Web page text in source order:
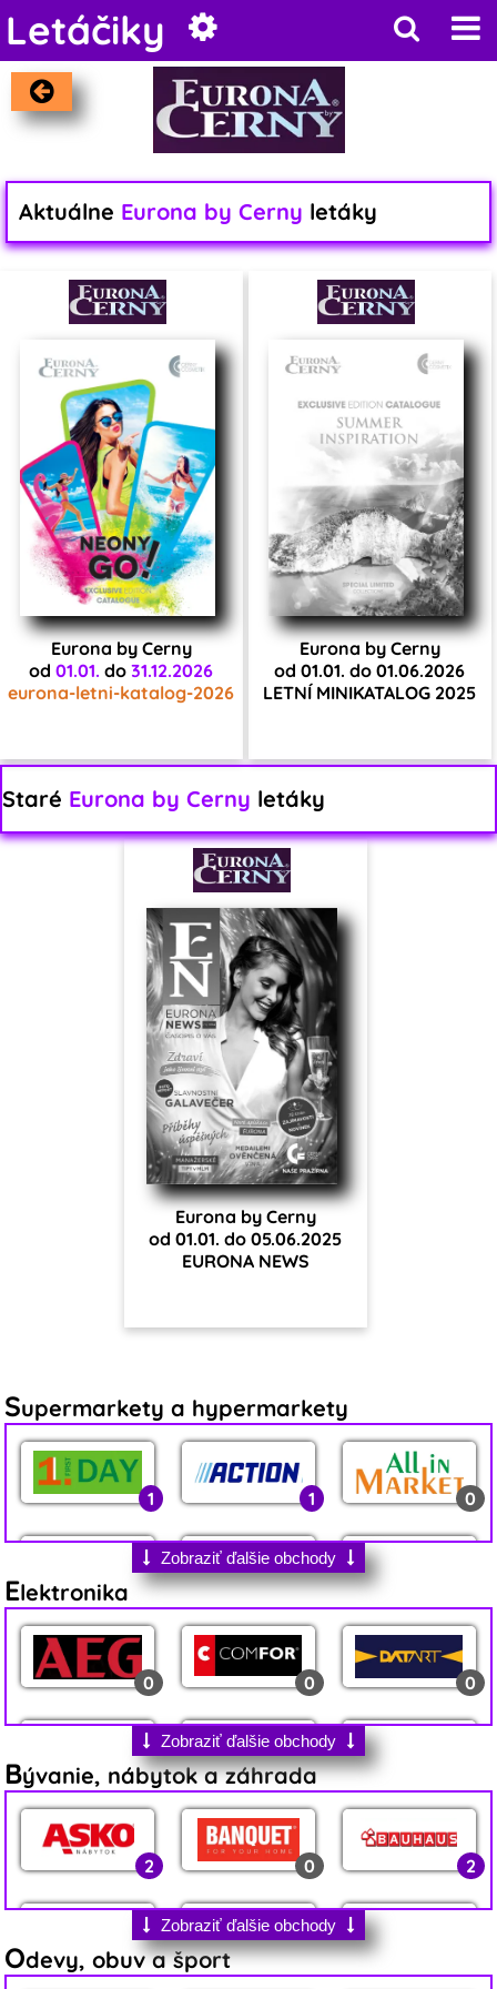
Letáčiky
Aktuálne Eurona by Cerny letáky
Eurona by Cerny
od 01.01. do 31.12.2026
eurona-letni-katalog-2026
Eurona by Cerny
od 01.01. do 01.06.2026
LETNÍ MINIKATALOG 2025
Staré Eurona by Cerny letáky
Eurona by Cerny
od 01.01. do 05.06.2025
EURONA NEWS
Supermarkety a hypermarkety
1 1 0
0 1
1 5 4
0 1
0 2 1
0 4 1
Zobraziť ďalšie obchody
Elektronika
0 0 0
0 2
0 1 0
0 0
Zobraziť ďalšie obchody
Bývanie, nábytok a záhrada
2 0 2
0 1
Zobraziť ďalšie obchody
Odevy, obuv a šport